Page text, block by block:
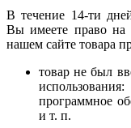
В течение 14-ти
Вы имеете право на
нашем сайте товара
товар не был
программное
и т. п.